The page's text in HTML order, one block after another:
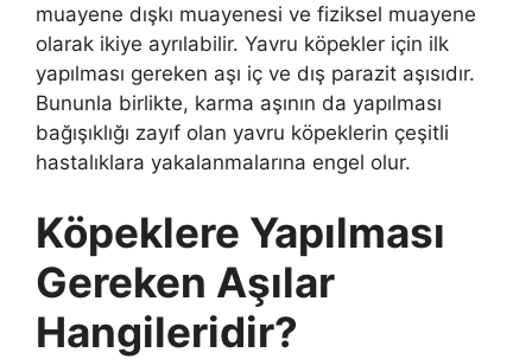
muayene dışkı muayenesi ve fiziksel muayene
olarak ikiye ayrılabilir. Yavru köpekler için ilk
yapılması gereken aşı iç ve dış parazit aşısıdır.
Bununla birlikte, karma aşının da yapılması
bağışıklığı zayıf olan yavru köpeklerin çeşitli
hastalıklara yakalanmalarına engel olur.
Köpeklere Yapılması
Gereken Aşılar
Hangileridir?